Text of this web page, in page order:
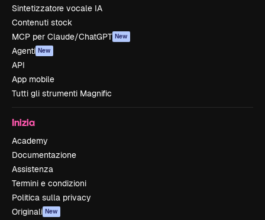
Sintetizzatore vocale IA
Contenuti stock
MCP per Claude/ChatGPT New
Agenti New
API
App mobile
Tutti gli strumenti Magnific
Inizia
Academy
Documentazione
Assistenza
Termini e condizioni
Politica sulla privacy
Originali New